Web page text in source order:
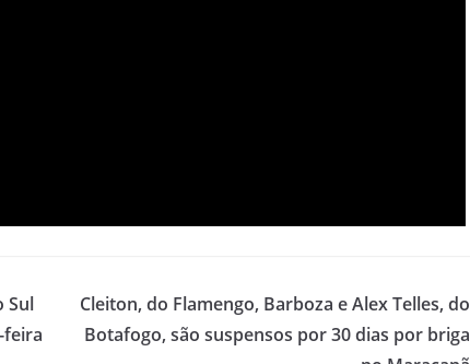
Sul
feira
Cleiton, do Flamengo, Barboza e Alex Telles, do
Botafogo, são suspensos por 30 dias por briga